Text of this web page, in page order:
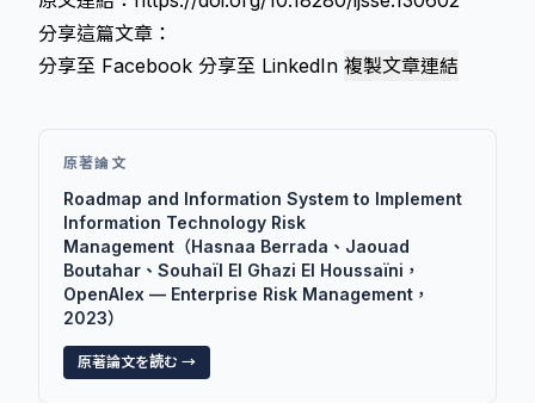
分享這篇文章：
分享至 Facebook 分享至 LinkedIn 複製文章連結
原著論文
Roadmap and Information System to Implement
Information Technology Risk
Management（Hasnaa Berrada、Jaouad
Boutahar、Souhaïl El Ghazi El Houssaïni，
OpenAlex — Enterprise Risk Management，
2023）
原著論文を読む →